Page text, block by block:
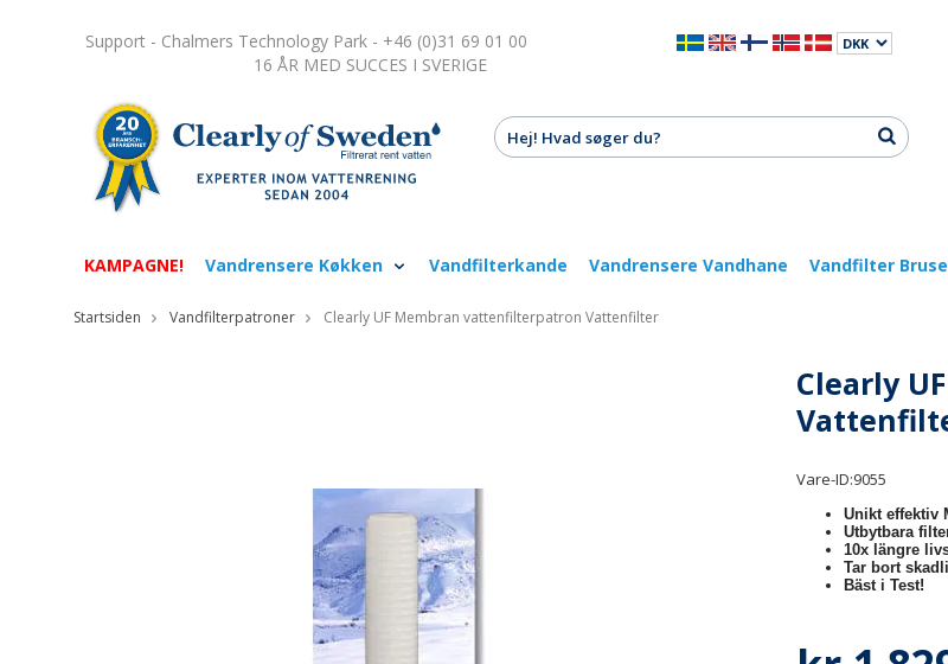
Support - Chalmers Technology Park - +46 (0)31 69 01 00
16 ÅR MED SUCCES I SVERIGE
KAMPAGNE! Vandrensere Køkken Vandfilterkande Vandrensere Vandhane Vandfilter
Startsiden Vandfilterpatroner Clearly UF Membran vattenfilterpatron Vattenfilter
Clearly
Vare-ID:9055
Unikt effektiv
Utbytbara
10x längre
Tar bort
Bäst i Test!